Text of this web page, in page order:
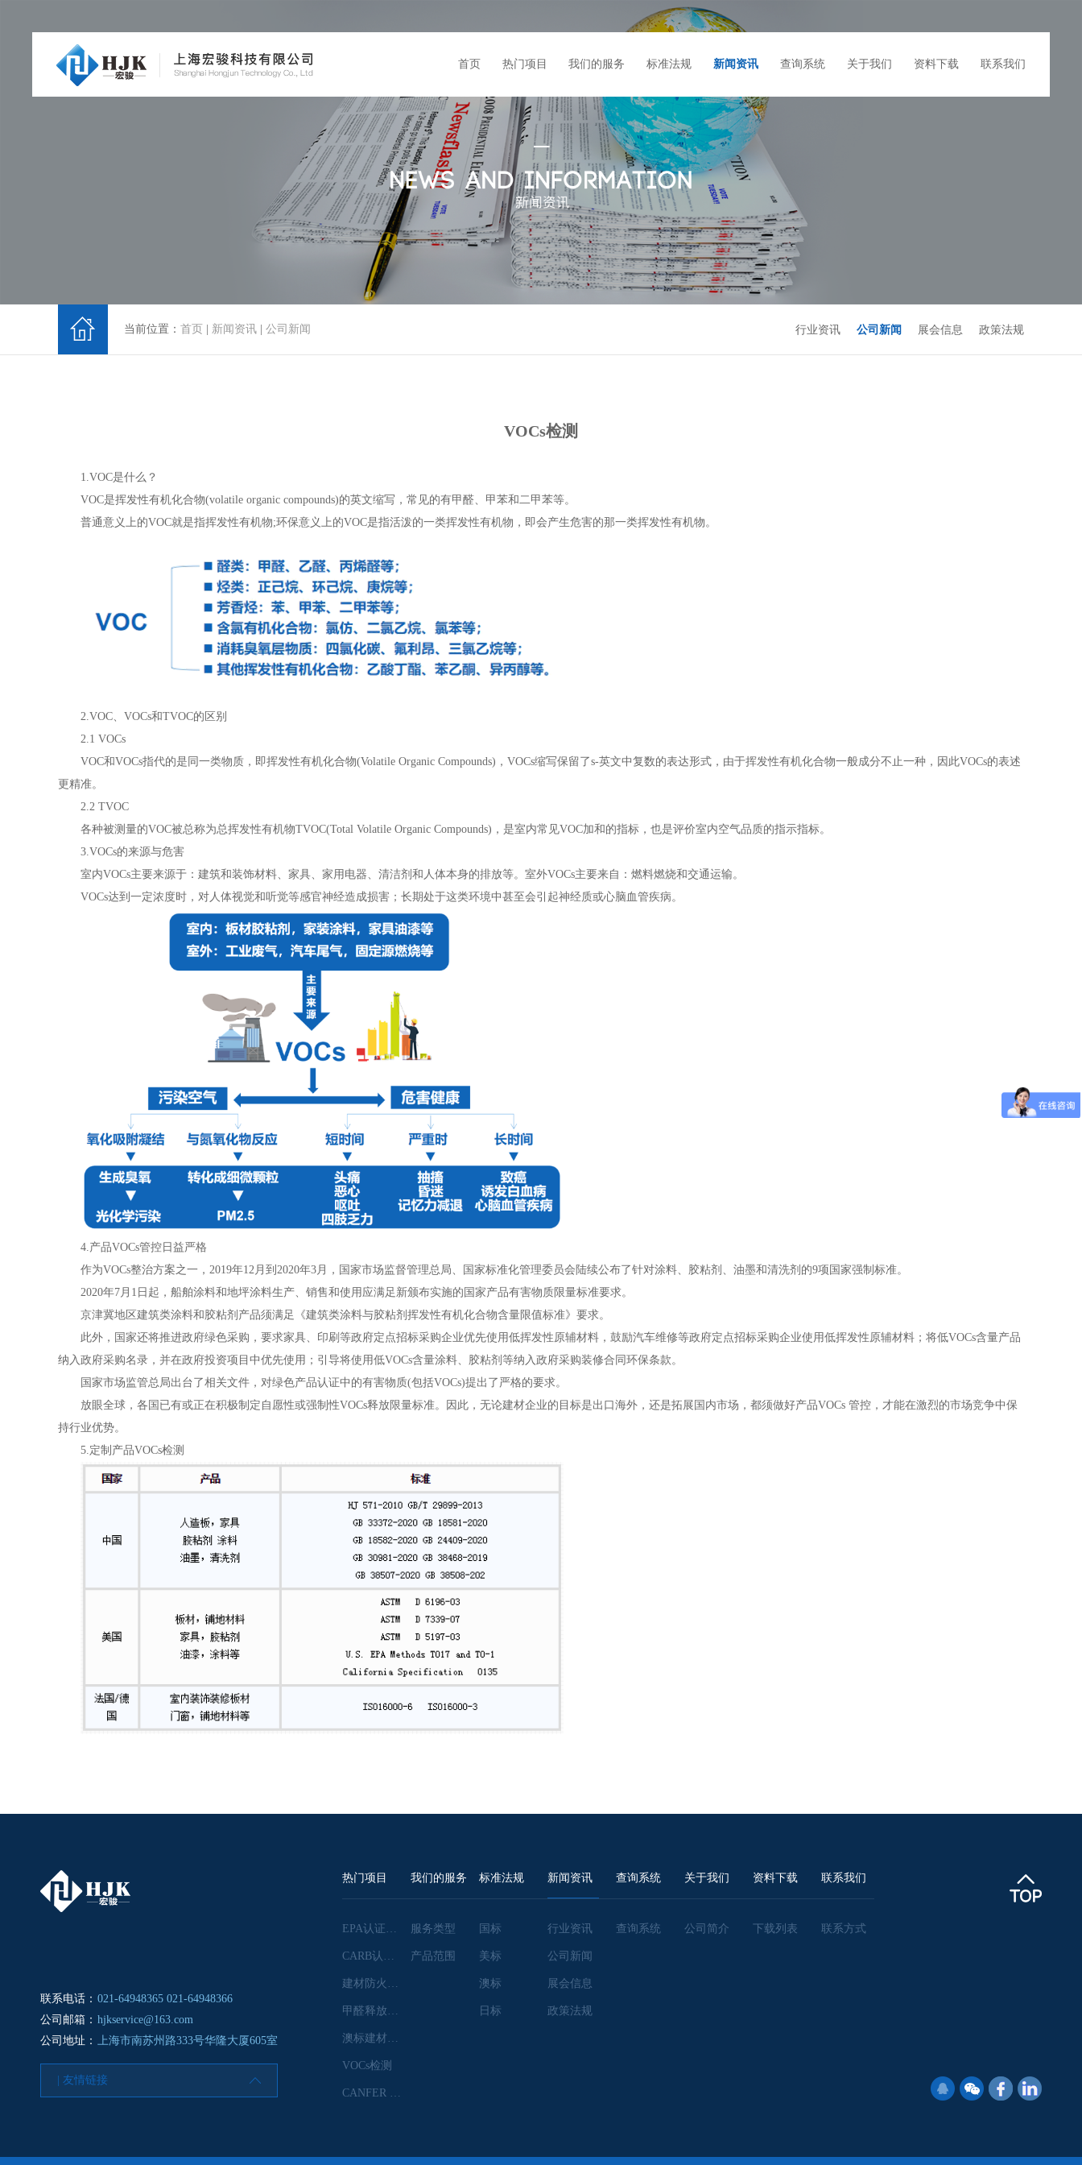
首页 热门项目 我们的服务 标准法规 新闻资讯 查询系统 关于我们 资料下载 联系我们
当前位置： 首页 新闻资讯 公司新闻 行业资讯 公司新闻 展会信息 政策法规
VOCs检测
1.VOC是什么？
VOC是挥发性有机化合物(volatile organic compounds)的英文缩写，常见的有甲醛、甲苯和二甲苯等。
普通意义上的VOC就是指挥发性有机物;环保意义上的VOC是指活泼的一类挥发性有机物，即会产生危害的那一类挥发性有机物。
2.VOC、VOCs和TVOC的区别
2.1 VOCs
VOC和VOCs指代的是同一类物质，即挥发性有机化合物(Volatile Organic Compounds)，VOCs缩写保留了s-英文中复数的表达形式，由于挥发性有机化合物一般成分不止一种，因此VOCs的表述
更精准。
2.2 TVOC
各种被测量的VOC被总称为总挥发性有机物TVOC(Total Volatile Organic Compounds)，是室内常见VOC加和的指标，也是评价室内空气品质的指示指标。
3.VOCs的来源与危害
室内VOCs主要来源于：建筑和装饰材料、家具、家用电器、清洁剂和人体本身的排放等。室外VOCs主要来自：燃料燃烧和交通运输。
VOCs达到一定浓度时，对人体视觉和听觉等感官神经造成损害；长期处于这类环境中甚至会引起神经质或心脑血管疾病。
4.产品VOCs管控日益严格
作为VOCs整治方案之一，2019年12月到2020年3月，国家市场监督管理总局、国家标准化管理委员会陆续公布了针对涂料、胶粘剂、油墨和清洗剂的9项国家强制标准。
2020年7月1日起，船舶涂料和地坪涂料生产、销售和使用应满足新颁布实施的国家产品有害物质限量标准要求。
京津冀地区建筑类涂料和胶粘剂产品须满足《建筑类涂料与胶粘剂挥发性有机化合物含量限值标准》要求。
此外，国家还将推进政府绿色采购，要求家具、印刷等政府定点招标采购企业优先使用低挥发性原辅材料，鼓励汽车维修等政府定点招标采购企业使用低挥发性原辅材料；将低VOCs含量产品
纳入政府采购名录，并在政府投资项目中优先使用；引导将使用低VOCs含量涂料、胶粘剂等纳入政府采购装修合同环保条款。
国家市场监管总局出台了相关文件，对绿色产品认证中的有害物质(包括VOCs)提出了严格的要求。
放眼全球，各国已有或正在积极制定自愿性或强制性VOCs释放限量标准。因此，无论建材企业的目标是出口海外，还是拓展国内市场，都须做好产品VOCs 管控，才能在激烈的市场竞争中保
持行业优势。
5.定制产品VOCs检测
联系电话： 021-64948365 021-64948366
公司邮箱： hjkservice@163.com
公司地址：
上海市南苏州路333号华隆大厦605室
| 友情链接
热门项目
VOCs检测
我们的服务
服务类型
产品范围
标准法规
国标
美标
澳标
日标
新闻资讯
行业资讯
公司新闻
展会信息
政策法规
查询系统
查询系统
关于我们
公司简介
资料下载
下载列表
联系我们
联系方式